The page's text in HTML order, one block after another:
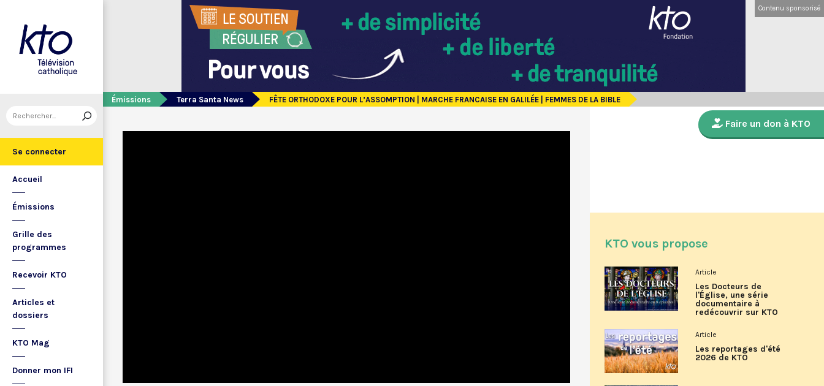
Se connecter
Accueil
Émissions
Grille des
programmes
Recevoir KTO
Articles et
dossiers
KTO Mag
Donner mon IFI
Contenu sponsorisé
Émissions Terra Santa News FÊTE ORTHODOXE POUR L’ASSOMPTION | MARCHE FRANCAISE EN GALILÉE | FEMMES DE LA BIBLE
Faire un don à KTO
KTO vous propose
Article
Les Docteurs de
l'Église, une série
documentaire à
redécouvrir sur KTO
Article
Les reportages d'été
2026 de KTO